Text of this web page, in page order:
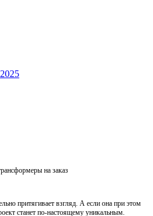
притягивает взгляд. А если она при этом
станет по-настоящему уникальным.